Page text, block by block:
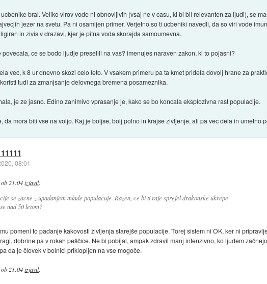
bral. Veliko virov vode ni obnovljivih (vsaj ne v casu, ki bi bil relevanten za ljudi), se
jezer na svetu. Pa ni osamljen primer. Verjetno so ti ucbeniki navedli, da so viri vode
in zivis v drazavi, kjer je pitna voda skorajda samoumevna.
povecala, ce se bodo ljudje preselili na vas? imenujes naraven zakon, ki to pojasni?
vec, k 8 ur dnevno skozi celo leto. V vsakem primeru pa ta kmet pridela dovolj hrane za
tudi za zmanjsanje delovnega bremena posameznika.
je ze jasno. Edino zanimivo vprasanje je, kako se bo koncala eksplozivna rast populacije.
da mora biti vse na voljo. Kaj je boljse, bolj polno in krajse zivljenje, ali pa vec dela in umetno
08:01
ob 21:04 izjavil:
se zacne z upadanjem mlade populacuje. Razen, ce bi ti raje sprejel drakonske ukrepe
nad 50 letom?
pomeni to padanje kakovosti življenja starejše populacije. Torej sistem ni OK, ker ni
dobrine pa v rokah peščice. Ne bi pobijal, ampak zdravil manj intenzivno, ko ljudem
da je človek v bolnici priklopljen na vse mogoče.
ob 21:04 izjavil: